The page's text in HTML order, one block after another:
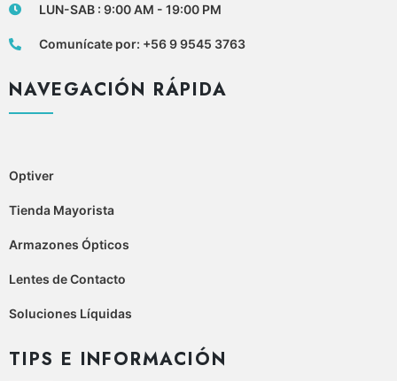
LUN-SAB : 9:00 AM - 19:00 PM
Comunícate por: +56 9 9545 3763
NAVEGACIÓN RÁPIDA
Optiver
Tienda Mayorista
Armazones Ópticos
Lentes de Contacto
Soluciones Líquidas
TIPS E INFORMACIÓN